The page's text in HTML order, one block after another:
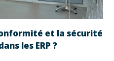
et la sécurité
les ERP ?